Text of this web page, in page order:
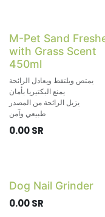
M-Pet Sand
with Grass Scent
450ml
يمتص ويلتقط ويعادل الرائحة
يمنع البكتيريا بأمان
يزيل الرائحة من المصدر
طبيعي وآمن
0.00SR
Dog Nail Grinder
0.00SR